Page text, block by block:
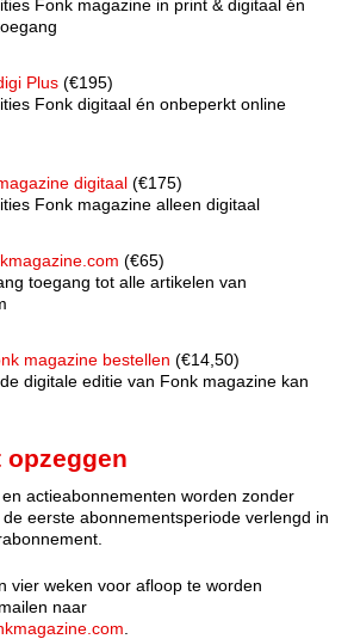
Fonk magazine in print & digitaal én
Plus (€195)
Fonk digitaal én onbeperkt online
digitaal (€175)
Fonk magazine alleen digitaal
(€65)
toegang tot alle artikelen van
magazine bestellen (€14,50)
digitale editie van Fonk magazine kan
opzeggen
actieabonnementen worden zonder
eerste abonnementsperiode verlengd in
vier weken voor afloop te worden
naar